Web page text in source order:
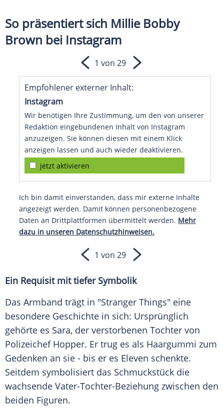
So präsentiert sich Millie Bobby
Brown bei Instagram
Empfohlener externer Inhalt:
Instagram
Wir benötigen Ihre Zustimmung, um den von unserer
Redaktion eingebundenen Inhalt von Instagram
anzuzeigen. Sie können diesen mit einem Klick
anzeigen lassen und auch wieder deaktivieren.
jetzt aktivieren
Ich bin damit einverstanden, dass mir externe Inhalte
angezeigt werden. Damit können personenbezogene
Daten an Drittplattformen übermittelt werden. Mehr
dazu in unseren Datenschutzhinweisen.
1 von 29
1 von 29
Ein Requisit mit tiefer Symbolik
Das Armband trägt in "Stranger Things" eine
besondere Geschichte in sich: Ursprünglich
gehörte es Sara, der verstorbenen Tochter von
Polizeichef Hopper. Er trug es als Haargummi zum
Gedenken an sie - bis er es Eleven schenkte.
Seitdem symbolisiert das Schmuckstück die
wachsende Vater-Tochter-Beziehung zwischen den
beiden Figuren.